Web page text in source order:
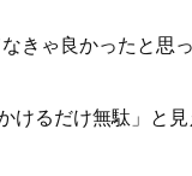
きゃ良かったと思
けるだけ無駄」と見